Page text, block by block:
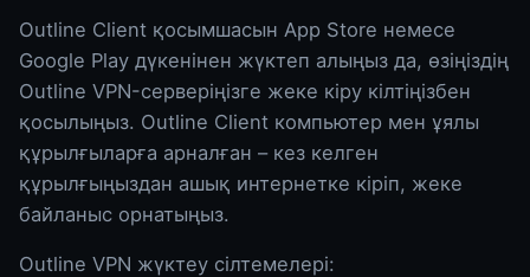
Outline Client қосымшасын App Store немесе
Google Play дүкенінен жүктеп алыңыз да, өзіңіздің
Outline VPN-серверіңізге жеке кіру кілтіңізбен
қосылыңыз. Outline Client компьютер мен ұялы
құрылғыларға арналған – кез келген
құрылғыңыздан ашық интернетке кіріп, жеке
байланыс орнатыңыз.
Outline VPN жүктеу сілтемелері: